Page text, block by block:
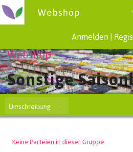
Webshop
Anmelden
Webshop
Sonstige
Umschreibung
Keine Parteien in dieser Gruppe.